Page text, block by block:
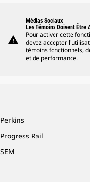
warning
Médias Sociaux
Les Témoins Doivent Être
Pour activer cette
devez accepter
témoins fonctionnels,
et de performance.
Perkins
Progress Rail
SEM